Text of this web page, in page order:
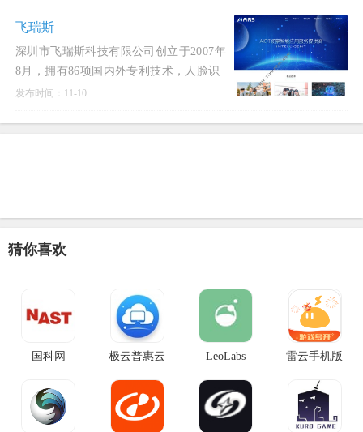
飞瑞斯
深圳市飞瑞斯科技有限公司创立于2007年
8月，拥有86项国内外专利技术，人脸识
别防伪技术国家标准起草单位，是国家级
发布时间：11-10
猜你喜欢
国科网 极云普惠云 LeoLabs 雷云手机版